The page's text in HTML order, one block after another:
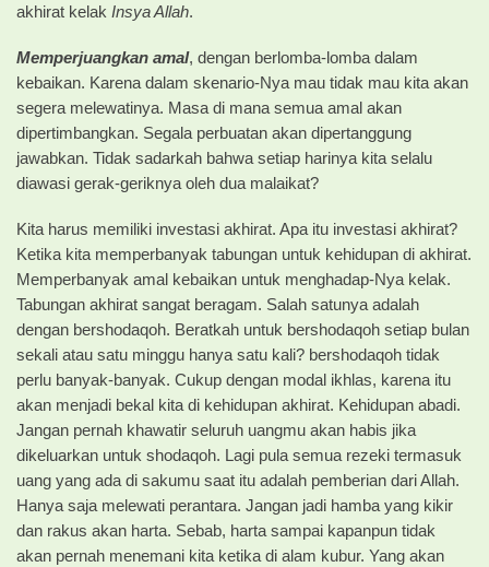
akhirat kelak Insya Allah.
Memperjuangkan amal, dengan berlomba-lomba dalam
kebaikan. Karena dalam skenario-Nya mau tidak mau kita akan
segera melewatinya. Masa di mana semua amal akan
dipertimbangkan. Segala perbuatan akan dipertanggung
jawabkan. Tidak sadarkah bahwa setiap harinya kita selalu
diawasi gerak-geriknya oleh dua malaikat?
Kita harus memiliki investasi akhirat. Apa itu investasi akhirat?
Ketika kita memperbanyak tabungan untuk kehidupan di akhirat.
Memperbanyak amal kebaikan untuk menghadap-Nya kelak.
Tabungan akhirat sangat beragam. Salah satunya adalah
dengan bershodaqoh. Beratkah untuk bershodaqoh setiap bulan
sekali atau satu minggu hanya satu kali? bershodaqoh tidak
perlu banyak-banyak. Cukup dengan modal ikhlas, karena itu
akan menjadi bekal kita di kehidupan akhirat. Kehidupan abadi.
Jangan pernah khawatir seluruh uangmu akan habis jika
dikeluarkan untuk shodaqoh. Lagi pula semua rezeki termasuk
uang yang ada di sakumu saat itu adalah pemberian dari Allah.
Hanya saja melewati perantara. Jangan jadi hamba yang kikir
dan rakus akan harta. Sebab, harta sampai kapanpun tidak
akan pernah menemani kita ketika di alam kubur. Yang akan